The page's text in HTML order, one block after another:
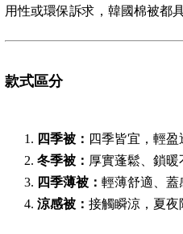
用性或環保訴求，韓國棉被都
款式區分
四季被： 四季皆宜，輕盈
冬季被： 厚實蓬鬆、鎖暖
四季薄被： 輕薄舒適、蓋
涼感被： 接觸瞬涼，夏夜